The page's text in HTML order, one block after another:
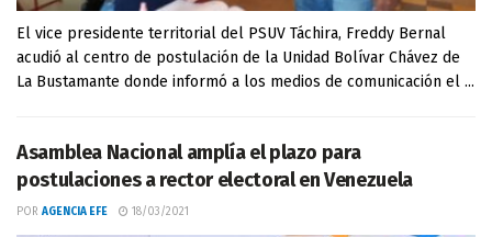
El vice presidente territorial del PSUV Táchira, Freddy Bernal
acudió al centro de postulación de la Unidad Bolívar Chávez de
La Bustamante donde informó a los medios de comunicación el ...
Asamblea Nacional amplía el plazo para
postulaciones a rector electoral en Venezuela
POR AGENCIA EFE 18/03/2021